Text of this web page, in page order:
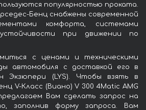
популярностью проката.
Бенц снабжены современной
комфорта, системами
при движении по
с ценами и техническими
автомобиля с доставкой его в
Экзюпери (LYS). Чтобы взять в
V-Класс (Виано) V 300 4Matic AMG
Вам сделать запрос на
заполнив форму запроса. Вам